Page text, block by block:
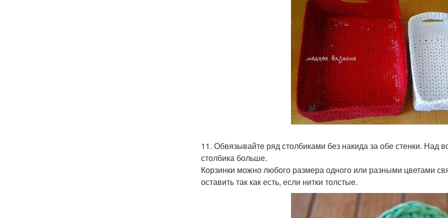
11. Обвязывайте ряд столбиками без накида за обе стенки.
столбика больше.
Корзинки можно любого размера одного или разными цветами
оставить так как есть, если нитки толстые.